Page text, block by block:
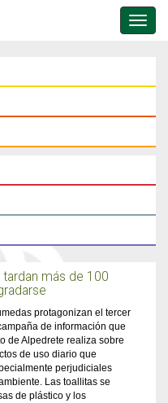
de
tardan más de 100
protagonizan el tercer
de información que
de Alpedrete realiza sobre
de uso diario que
perjudiciales
Las toallitas se
de plástico y los